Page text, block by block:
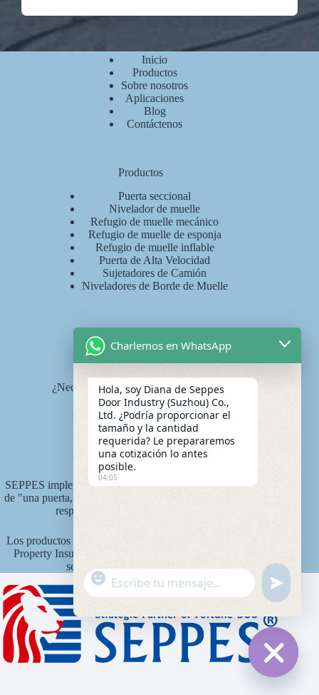
Inicio
Productos
Sobre nosotros
Aplicaciones
Blog
Contáctenos
Productos
Puerta seccional
Nivelador de muelle
Refugio de muelle mecánico
Refugio de muelle de esponja
Refugio de muelle inflable
Puerta de Alta Velocidad
Sujetadores de Camión
Niveladores de Borde de Muelle
WhatsApp: +
¿Necesitas una solución personalizada?
Obtén cotización gratuita:
diana@seppes.com.cn
Servicios SEPPES
SEPPES implementa el nuevo estándar de servicio industrial
de "una puerta, un patio, servicio de por vida", un sistema de
responsabilidad vitalicia del producto.
Los productos SEPPES están asegurados por Ping An State
Property Insurance Company de China con un monto de
seguro de 15 millones de yuanes.
Charlemos en WhatsApp
Hola, soy Diana de Seppes
Door Industry (Suzhou) Co.,
Ltd. ¿Podría proporcionar el
tamaño y la cantidad
requerida? Le prepararemos
una cotización lo antes
posible.
04:05
"
+
Mensaje de WhatsApp
u
n
d
e
f
i